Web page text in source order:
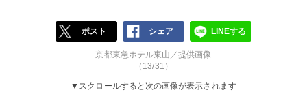
ポスト シェア LINEする
京都東急ホテル東山／提供画像
（13/31）
▼スクロールすると次の画像が表示されます